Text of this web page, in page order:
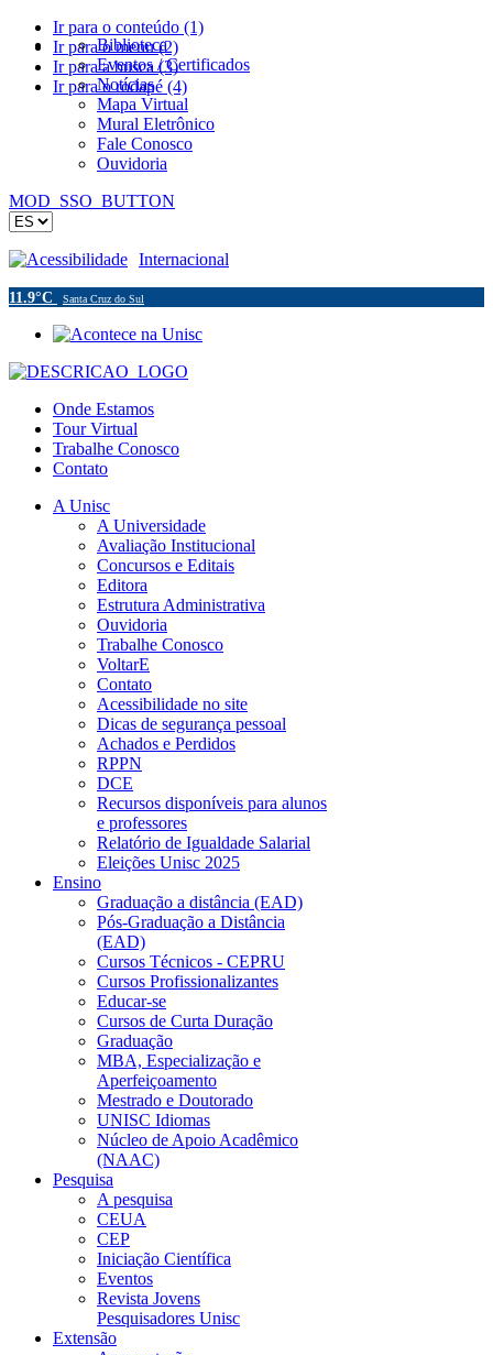
Ir para o conteúdo (1)
Ir para o menu (2)
Ir para a busca (3)
Ir para o rodapé (4)
Biblioteca
Eventos / Certificados
Notícias
Mapa Virtual
Mural Eletrônico
Fale Conosco
Ouvidoria
MOD_SSO_BUTTON
Acessibilidade Internacional
11.9°C Santa Cruz do Sul
Onde Estamos
Tour Virtual
Trabalhe Conosco
Contato
A Unisc
A Universidade
Avaliação Institucional
Concursos e Editais
Editora
Estrutura Administrativa
Ouvidoria
Trabalhe Conosco
VoltarE
Contato
Acessibilidade no site
Dicas de segurança pessoal
Achados e Perdidos
RPPN
DCE
Recursos disponíveis para alunos
e professores
Relatório de Igualdade Salarial
Eleições Unisc 2025
Ensino
Graduação a distância (EAD)
Pós-Graduação a Distância
(EAD)
Cursos Técnicos - CEPRU
Cursos Profissionalizantes
Educar-se
Cursos de Curta Duração
Graduação
MBA, Especialização e
Aperfeiçoamento
Mestrado e Doutorado
UNISC Idiomas
Núcleo de Apoio Acadêmico
(NAAC)
Pesquisa
A pesquisa
CEUA
CEP
Iniciação Científica
Eventos
Revista Jovens
Pesquisadores Unisc
Extensão